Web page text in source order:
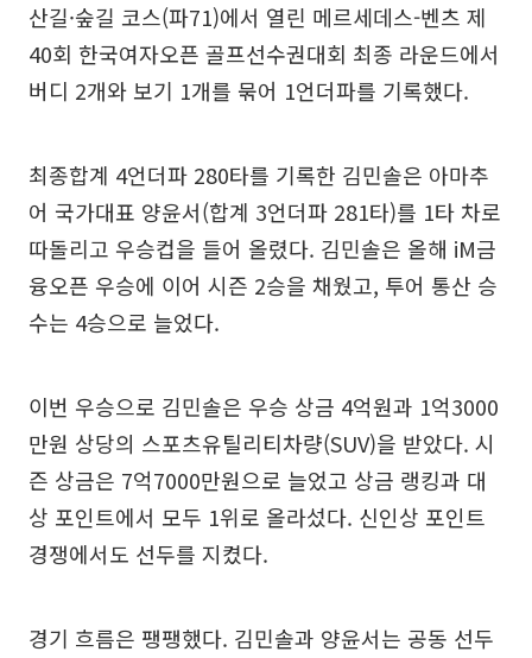
산길·숲길 코스(파71)에서 열린 메르세데스-벤츠 제
40회 한국여자오픈 골프선수권대회 최종 라운드에서
버디 2개와 보기 1개를 묶어 1언더파를 기록했다.
최종합계 4언더파 280타를 기록한 김민솔은 아마추
어 국가대표 양윤서(합계 3언더파 281타)를 1타 차로
따돌리고 우승컵을 들어 올렸다. 김민솔은 올해 iM금
융오픈 우승에 이어 시즌 2승을 채웠고, 투어 통산 승
수는 4승으로 늘었다.
이번 우승으로 김민솔은 우승 상금 4억원과 1억3000
만원 상당의 스포츠유틸리티차량(SUV)을 받았다. 시
즌 상금은 7억7000만원으로 늘었고 상금 랭킹과 대
상 포인트에서 모두 1위로 올라섰다. 신인상 포인트
경쟁에서도 선두를 지켰다.
경기 흐름은 팽팽했다. 김민솔과 양윤서는 공동 선두